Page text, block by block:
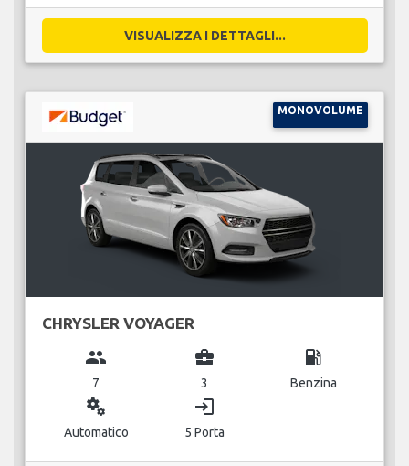
VISUALIZZA I DETTAGLI...
MONOVOLUME
CHRYSLER VOYAGER
group
7
business_center
3
local_gas_station
Benzina
miscellaneous_services
Automatico
login
5 Porta